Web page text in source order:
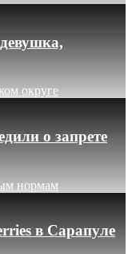
округе
о запрете
нормам
в Сарапуле